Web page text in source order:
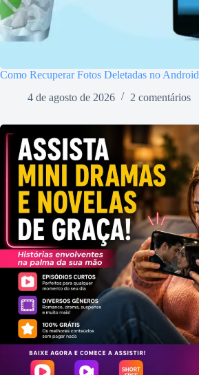
Como Recuperar Fotos Deletadas no Android
4 de agosto de 2026
2 comentários